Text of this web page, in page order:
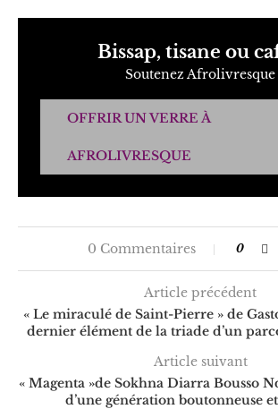
Bissap, tisane ou
Soutenez Afrolivresque
OFFRIR UN VERRE À
AFROLIVRESQUE
0 Commentaires 0
Article précédent
« Le miraculé de Saint-Pierre » de
dernier élément de la triade d’un
Article suivant
« Magenta »de Sokhna Diarra Bousso
d’une génération boutonneuse et